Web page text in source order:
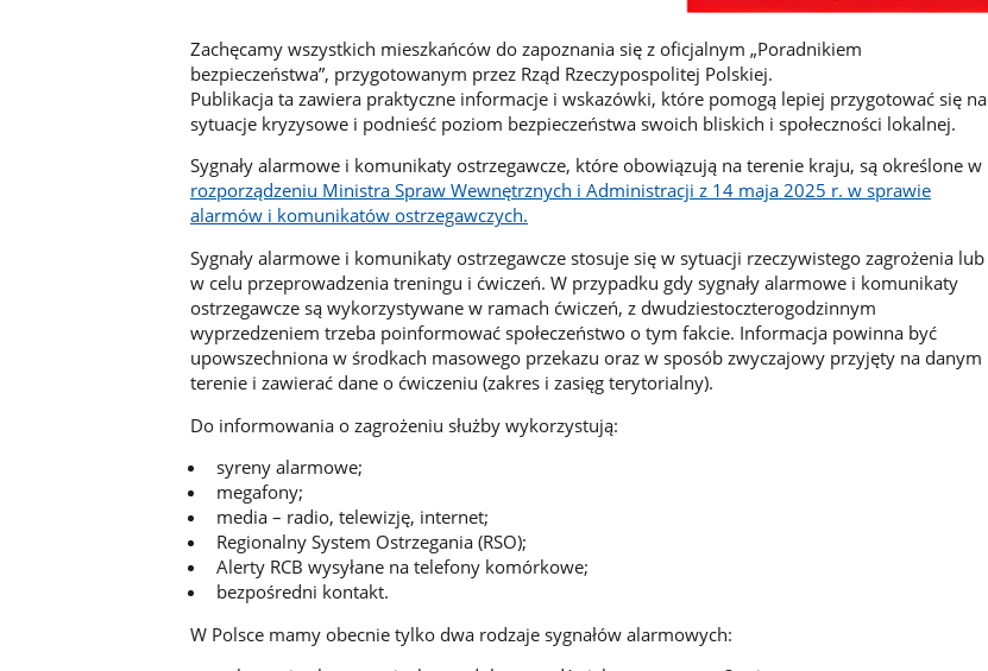
Zachęcamy wszystkich mieszkańców do zapoznania się z oficjalnym „Poradnikiem
bezpieczeństwa”, przygotowanym przez Rząd Rzeczypospolitej Polskiej.
Publikacja ta zawiera praktyczne informacje i wskazówki, które pomogą lepiej przygotować się na
sytuacje kryzysowe i podnieść poziom bezpieczeństwa swoich bliskich i społeczności lokalnej.
Sygnały alarmowe i komunikaty ostrzegawcze, które obowiązują na terenie kraju, są określone w
rozporządzeniu Ministra Spraw Wewnętrznych i Administracji z 14 maja 2025 r. w sprawie
alarmów i komunikatów ostrzegawczych.
Sygnały alarmowe i komunikaty ostrzegawcze stosuje się w sytuacji rzeczywistego zagrożenia lub
w celu przeprowadzenia treningu i ćwiczeń. W przypadku gdy sygnały alarmowe i komunikaty
ostrzegawcze są wykorzystywane w ramach ćwiczeń, z dwudziestoczterogodzinnym
wyprzedzeniem trzeba poinformować społeczeństwo o tym fakcie. Informacja powinna być
upowszechniona w środkach masowego przekazu oraz w sposób zwyczajowy przyjęty na danym
terenie i zawierać dane o ćwiczeniu (zakres i zasięg terytorialny).
Do informowania o zagrożeniu służby wykorzystują:
syreny alarmowe;
megafony;
media – radio, telewizję, internet;
Regionalny System Ostrzegania (RSO);
Alerty RCB wysyłane na telefony komórkowe;
bezpośredni kontakt.
W Polsce mamy obecnie tylko dwa rodzaje sygnałów alarmowych: